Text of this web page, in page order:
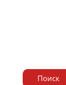
Поиск